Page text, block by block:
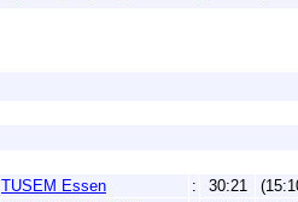
TUSEM Essen : 30:21